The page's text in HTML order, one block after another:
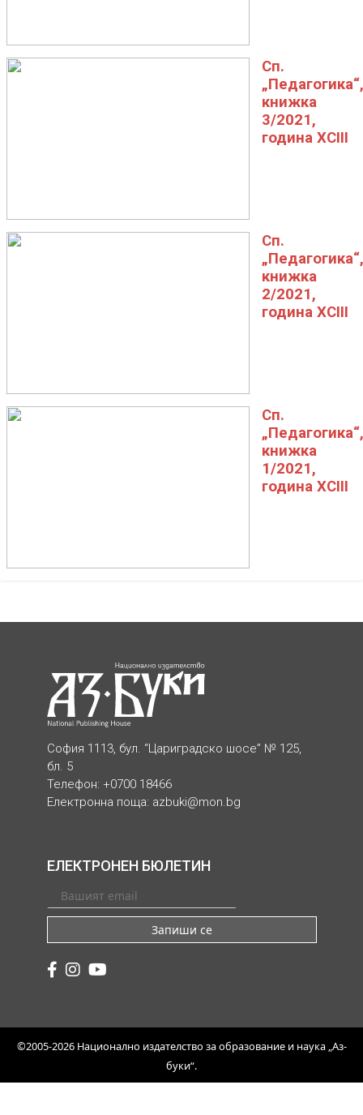
Сп.
„Педагогика“,
книжка
3/2021,
година XCIII
Сп.
„Педагогика“,
книжка
2/2021,
година XCIII
Сп.
„Педагогика“,
книжка
1/2021,
година XCIII
София 1113, бул. “Цариградско шосе” № 125,
бл. 5
Телефон: +0700 18466
Електронна поща: azbuki@mon.bg
ЕЛЕКТРОНЕН БЮЛЕТИН
Запиши се
©2005-2026 Национално издателство за образование и наука „Аз-
буки“.